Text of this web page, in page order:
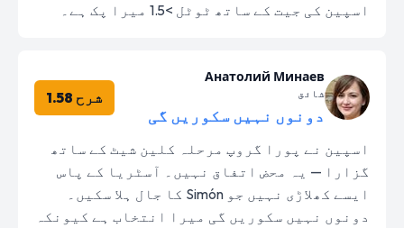
اسپین کی جیت کے ساتھ ٹوٹل >1.5 میرا پک ہے۔
Анатолий Минаев
شائق
دونوں نہیں سکوریں گی
شرح 1.58
اسپین نے پورا گروپ مرحلہ کلین شیٹ کے ساتھ
گزارا — یہ محض اتفاق نہیں۔ آسٹریا کے پاس
ایسے کھلاڑی نہیں جو Simón کا جال ہلا سکیں۔
دونوں نہیں سکوریں گی میرا انتخاب ہے کیونکہ